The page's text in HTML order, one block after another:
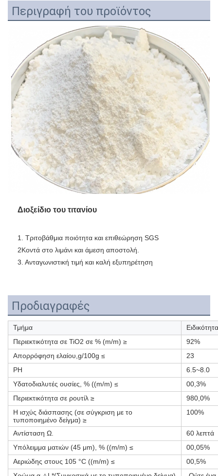
Περιγραφή του προϊόντος
Διοξείδιο του τιτανίου
1. Τριτοβάθμια ποιότητα και επιθεώρηση SGS
2Κοντά στο λιμάνι και άμεση αποστολή.
3. Ανταγωνιστική τιμή και καλή εξυπηρέτηση
Προδιαγραφές
Τμήμα
Ειδικότητα
Περιεκτικότητα σε TiO2 σε % (m/m) ≥
92%
Απορρόφηση ελαίου,g/100g ≤
23
PH
6.5~8.0
Υδατοδιαλυτές ουσίες, % ((m/m) ≤
00,3%
Περιεκτικότητα σε ρουτίλ ≥
980,0%
Η ισχύς διάσπασης (σε σύγκριση με το
τυποποιημένο δείγμα) ≥
100%
Αντίσταση Ω.
60 λεπτά
Υπόλειμμα ματιών (45 μm), % ((m/m) ≤
00,05%
Αεριώδης στους 105 °C ((m/m) ≤
00,5%